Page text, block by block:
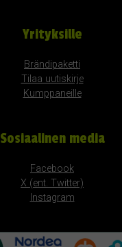
Yrityksille
Brändipaketti
Tilaa uutiskirje
Kumppaneille
Sosiaalinen media
Facebook
X (ent. Twitter)
Instagram